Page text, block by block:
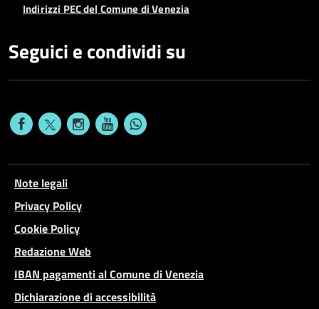
Indirizzi PEC del Comune di Venezia
Seguici e condividi su
Note legali
Privacy Policy
Cookie Policy
Redazione Web
IBAN pagamenti al Comune di Venezia
Dichiarazione di accessibilità